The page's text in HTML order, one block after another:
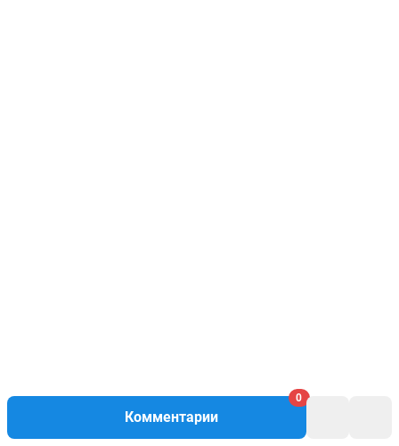
Комментарии
0